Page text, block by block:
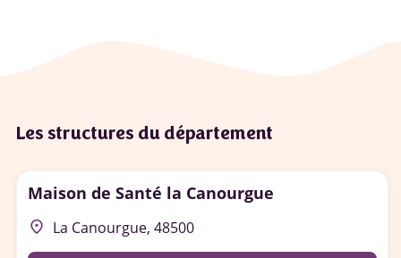
Les structures du département
Maison de Santé la Canourgue
place La Canourgue, 48500